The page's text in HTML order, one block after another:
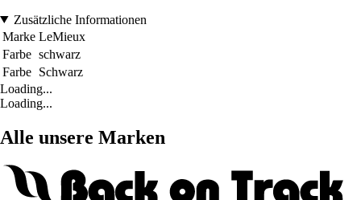
Zusätzliche Informationen
Marke LeMieux
Farbe schwarz
Farbe Schwarz
Loading...
Loading...
Alle unsere Marken